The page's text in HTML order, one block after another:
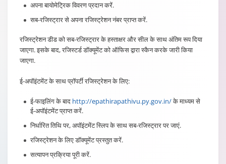
अपना बायोमेट्रिक विवरण प्रदान करें.
सब-रजिस्ट्रार से अपना रजिस्ट्रेशन नंबर प्राप्त करें.
रजिस्ट्रेशन डीड को सब-रजिस्ट्रार के हस्ताक्षर और सील के साथ अंतिम रूप दिया
जाएगा. इसके बाद, रजिस्टर्ड डॉक्यूमेंट को ऑफिस द्वारा स्कैन करके जारी किया
जाएगा.
ई-अपॉइंटमेंट के साथ प्रॉपर्टी रजिस्ट्रेशन के लिए:
ई-फाइलिंग के बाद http://epathirapathivu.py.gov.in/के माध्यम से
ई-अपॉइंटमेंट प्राप्त करें.
निर्धारित तिथि पर, अपॉइंटमेंट स्लिप के साथ सब-रजिस्ट्रार पर जाएं.
रजिस्ट्रेशन के लिए डॉक्यूमेंट प्रस्तुत करें.
सत्यापन प्रक्रिया पूरी करें.